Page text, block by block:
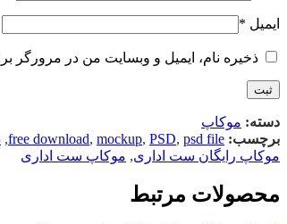
ایمیل *
ذخیره نام، ایمیل و وبسایت من در مرورگر
دسته: موکاپ
برچسب:
free download, mockup, PSD, psd file
,
موکاپ رایگان ست اداری, موکاپ ست اداری
محصولات مرتبط